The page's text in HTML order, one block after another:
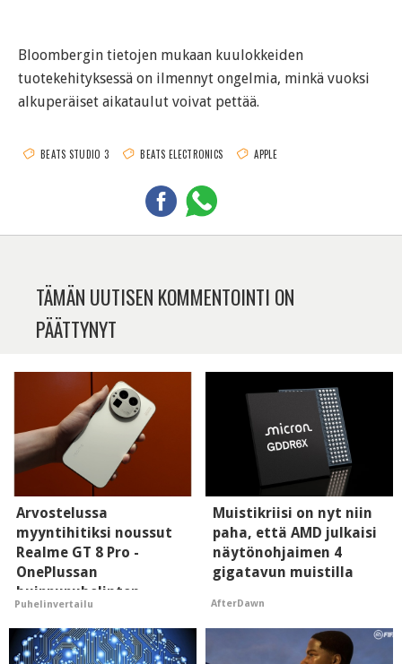
Bloombergin tietojen mukaan kuulokkeiden
tuotekehityksessä on ilmennyt ongelmia, minkä vuoksi
alkuperäiset aikataulut voivat pettää.
BEATS STUDIO 3 BEATS ELECTRONICS APPLE
TÄMÄN UUTISEN KOMMENTOINTI ON
PÄÄTTYNYT
Arvostelussa
myyntihitiksi noussut
Realme GT 8 Pro -
OnePlussan
huippupuhelinten
"perillinen"
Puhelinvertailu
Muistikriisi on nyt niin
paha, että AMD julkaisi
näytönohjaimen 4
gigatavun muistilla
AfterDawn